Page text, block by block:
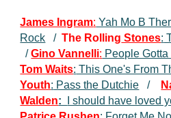
James Ingram: Yah Mo B
Rock
/The Rolling Stones:
/Gino Vannelli: People Gotta
Tom Waits: This One's From
Youth: Pass the Dutchie /
Walden: I should have loved